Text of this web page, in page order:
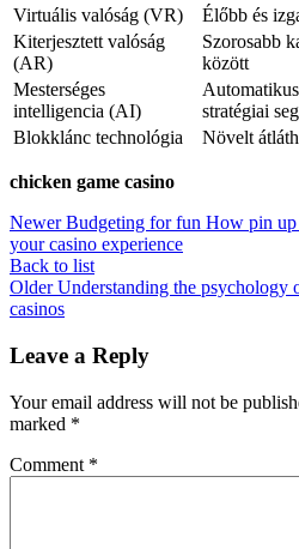
Virtuális valóság (VR)
Élőbb és
Kiterjesztett valóság
(AR)
Szorosabb
között
Mesterséges
intelligencia (AI)
stratégiai
Blokklánc technológia
Növelt
chicken game casino
Newer Budgeting for fun How pin up
your casino experience
Back to list
Older Understanding the
casinos
Leave a Reply
Your email address will not be
marked *
Comment *